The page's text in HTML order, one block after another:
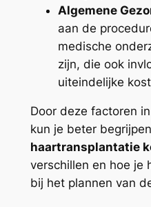
Algemene
aan de
medische
zijn, die ook
uiteindelijke
Door deze factoren
kun je beter
haartransplantatie
verschillen en hoe je
bij het plannen van